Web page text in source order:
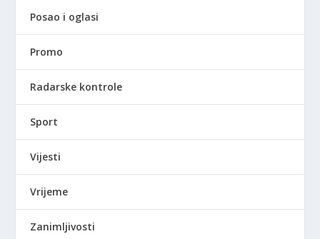
Posao i oglasi
Promo
Radarske kontrole
Sport
Vijesti
Vrijeme
Zanimljivosti